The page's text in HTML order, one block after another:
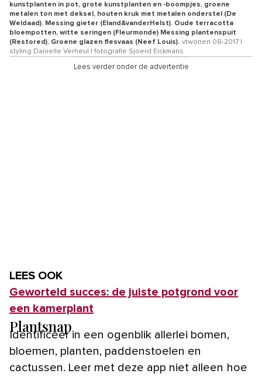
kunstplanten in pot, grote kunstplanten en -boompjes, groene
metalen ton met deksel, houten kruk met metalen onderstel (De
Weldaad). Messing gieter (Eland&vanderHelst). Oude terracotta
bloempotten, witte seringen (Fleurmonde) Messing plantenspuit
(Restored). Groene glazen flesvaas (Neef Louis). vtwonen 08-2017 |
styling Danielle Verheul | fotografie Sjoerd Eickmans
Lees verder onder de advertentie
LEES OOK
Geworteld succes: de juiste potgrond voor
een kamerplant
Plantsnap
Identificeer in een ogenblik allerlei bomen,
bloemen, planten, paddenstoelen en
cactussen. Leer met deze app niet alleen hoe